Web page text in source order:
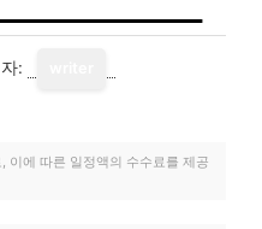
:
이에 따른 일정액의 수수료를 제공